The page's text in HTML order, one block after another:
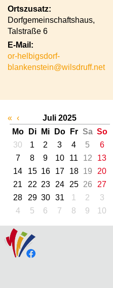
Ortszusatz:
Dorfgemeinschaftshaus,
Talstraße 6
E-Mail:
or-helbigsdorf-
blankenstein@wilsdruff.net
« ‹
Juli 2025
Mo
Di Mi Do Fr Sa So
30
1 2 3 4 5
6
7
8 9 10 11 12
13
14
15 16 17 18 19
20
21
22 23 24 25 26
27
28
29 30 31 1 2
3
4
5 6 7 8 9 10